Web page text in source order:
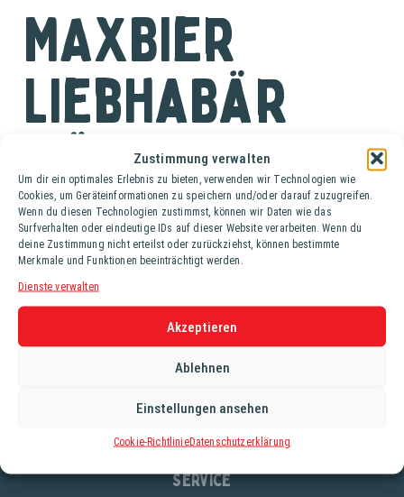
Zustimmung verwalten
Um dir ein optimales Erlebnis zu bieten, verwenden wir Technologien wie
Cookies, um Geräteinformationen zu speichern und/oder darauf zuzugreifen.
Wenn du diesen Technologien zustimmst, können wir Daten wie das
Surfverhalten oder eindeutige IDs auf dieser Website verarbeiten. Wenn du
deine Zustimmung nicht erteilst oder zurückziehst, können bestimmte
Merkmale und Funktionen beeinträchtigt werden.
Dienste verwalten
Akzeptieren
Ablehnen
Einstellungen ansehen
Cookie-RichtlinieDatenschutzerklärung
MAXBier
LiebhaBär
Märzen
Ki. (24 Fl. à 0,33 lt.)
Das MAXBier LiebhaBär Märzen ist ein untergäriges
malzbetonten Charakter mit Aromen von Karamell und
Schokolade und wird durch Hopfen der Sorten Hallertauer
Mittelfrüh und Northern Brewer abgerundet.
Service